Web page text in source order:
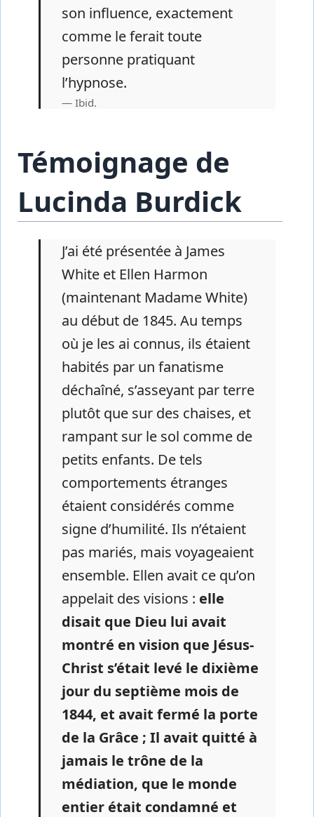
son influence, exactement
comme le ferait toute
personne pratiquant
l’hypnose.
Ibid.
Témoignage de
Lucinda Burdick
J’ai été présentée à James
White et Ellen Harmon
(maintenant Madame White)
au début de 1845. Au temps
où je les ai connus, ils étaient
habités par un fanatisme
déchaîné, s’asseyant par terre
plutôt que sur des chaises, et
rampant sur le sol comme de
petits enfants. De tels
comportements étranges
étaient considérés comme
signe d’humilité. Ils n’étaient
pas mariés, mais voyageaient
ensemble. Ellen avait ce qu’on
appelait des visions : elle
disait que Dieu lui avait
montré en vision que Jésus-
Christ s’était levé le dixième
jour du septième mois de
1844, et avait fermé la porte
de la Grâce ; Il avait quitté à
jamais le trône de la
médiation, que le monde
entier était condamné et